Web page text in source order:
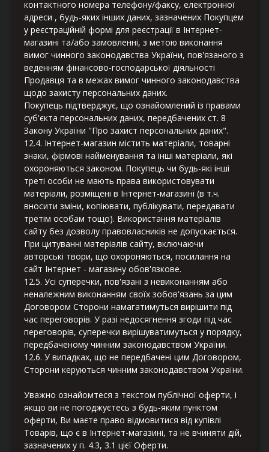
контактного номера телефону/факсу, електронної
адреси , будь-яких інших даних, зазначених Покупцем
у реєстраційній формі для реєстрації в Інтернет-
магазині та/або замовленні, з метою виконання
вимог чинного законодавства України, пов'язаного з
веденням фінансово-господарської діяльності
Продавця та в межах вимог чинного законодавства
щодо захисту персональних даних.
Покупець підтверджує, що ознайомлений із правами
суб'єкта персональних даних, передбачених ст. 8
Закону України "Про захист персональних даних".
12.4. Інтернет-магазин містить матеріали, товарні
знаки, фірмові найменування та інші матеріали, які
охороняються законом. Покупець чи будь-які інші
треті особи не мають права використовувати
матеріали, розміщені в Інтернет-магазині (в т.ч.
вносити зміни, копіювати, публікувати, передавати
третім особам тощо). Використання матеріалів
сайту без дозволу правовласників не допускається.
При цитуванні матеріалів сайту, включаючи
авторські твори, що охороняються, посилання на
сайт Інтернет - магазину обов'язкове.
12.5. Усі суперечки, пов'язані з невиконанням або
неналежним виконанням своїх зобов'язань за цим
Договором Сторони намагатимуться вирішити під
час переговорів. У разі недосягнення згоди під час
переговорів, суперечки вирішуватимуться у порядку,
передбаченому чинним законодавством України.
12.6. У випадках, що не передбачені цим Договором,
Сторони керуються чинним законодавством України.
Уважно ознайомтеся з текстом публічної оферти, і
якщо ви не погоджуєтесь з будь-яким пунктом
оферти, Ви маєте право відмовитися від купівлі
Товарів, що є в Інтернет-магазині, та не вчиняти дій,
зазначених у п. 4.3, 3.1 цієї Оферти.